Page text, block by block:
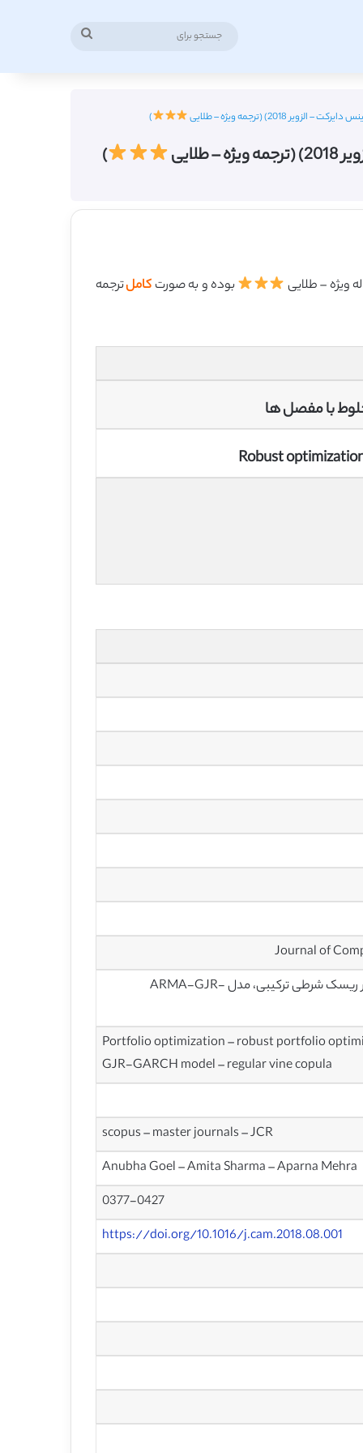
)
)
بوده و به صورت کاملترجمه
Robust
بهینه سازی سبد سهام، بهینه سازی استوار سبد سهام، نسبت STARR، ارزش در ریسک شرطی ترکیبی، مدل ARMA-GJR-
Portfolio optimization – robust portfolio
GJR-GARCH model – regular vine copula
scopus – master journals – JCR
Anubha Goel – Amita Sharma – Aparna Mehra
0377-0427
https://doi.org/10.1016/j.cam.2018.08.001